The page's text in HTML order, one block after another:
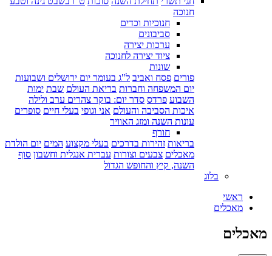
חנוכה
חנוכיות וכדים
סביבונים
ערכות יצירה
ציוד יצירה לחנוכה
שונות
פורים פסח ואביב ל"ג בעומר יום ירושלים ושבועות
יום המשפחה וחברות בריאת העולם שבת ימות
השבוע פרדס סדר יום: בוקר צהרים ערב ולילה
איכות הסביבה והעולם אני וגופי בעלי חיים סופרים
עונות השנה ומזג האוויר
חורף
בריאות זהירות בדרכים בעלי מקצוע המים יום הולדת
מאכלים צבעים וצורות עברית אנגלית וחשבון סוף
השנה, קיץ והחופש הגדול
בלוג
ראשי
מאכלים
מאכלים